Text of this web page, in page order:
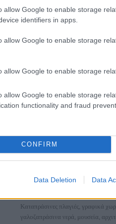
allow Google to enable storage
identifiers in apps.
allow Google to enable storage
allow Google to enable storage
allow Google to enable storage
functionality and fraud
CONFIRM
Data Deletion Data
θέλουν να επισκεφτούν το
4 Ιουλίου 2023, 13:15
Βερόνα
ιταλική πόλη θα είναι πάντα
Kαταπράσινες πλαγιές, γραφικά
γαλοζαπράσινα νερά, μουσεία,